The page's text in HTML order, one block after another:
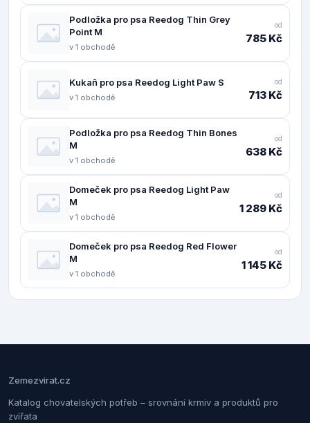
Podložka pro psa Reedog Thin Grey
Point M
v 1 obchodě
od
785 Kč
Kukaň pro psa Reedog Light Paw S
v 1 obchodě
od
713 Kč
Podložka pro psa Reedog Thin Bones
M
v 1 obchodě
od
638 Kč
Domeček pro psa Reedog Light Paw
M
v 1 obchodě
od
1 289 Kč
Domeček pro psa Reedog Red Flower
M
v 1 obchodě
od
1 145 Kč
Zemezvirat.cz
Katalog chovatelských potřeb – srovnání krmiv a produktů pro
zvířata